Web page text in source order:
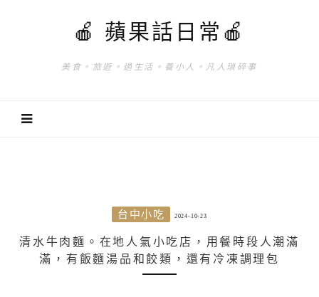
🍎 蘋果話日常🍎
美食。旅遊。過生活。養小人。凡人瑣碎事
台中小吃 2024-10-23
清水牛肉麵。在地人氣小吃店，用餐時段人潮滿
滿，有飯麵湯品和餃類，還有冷凍調理包